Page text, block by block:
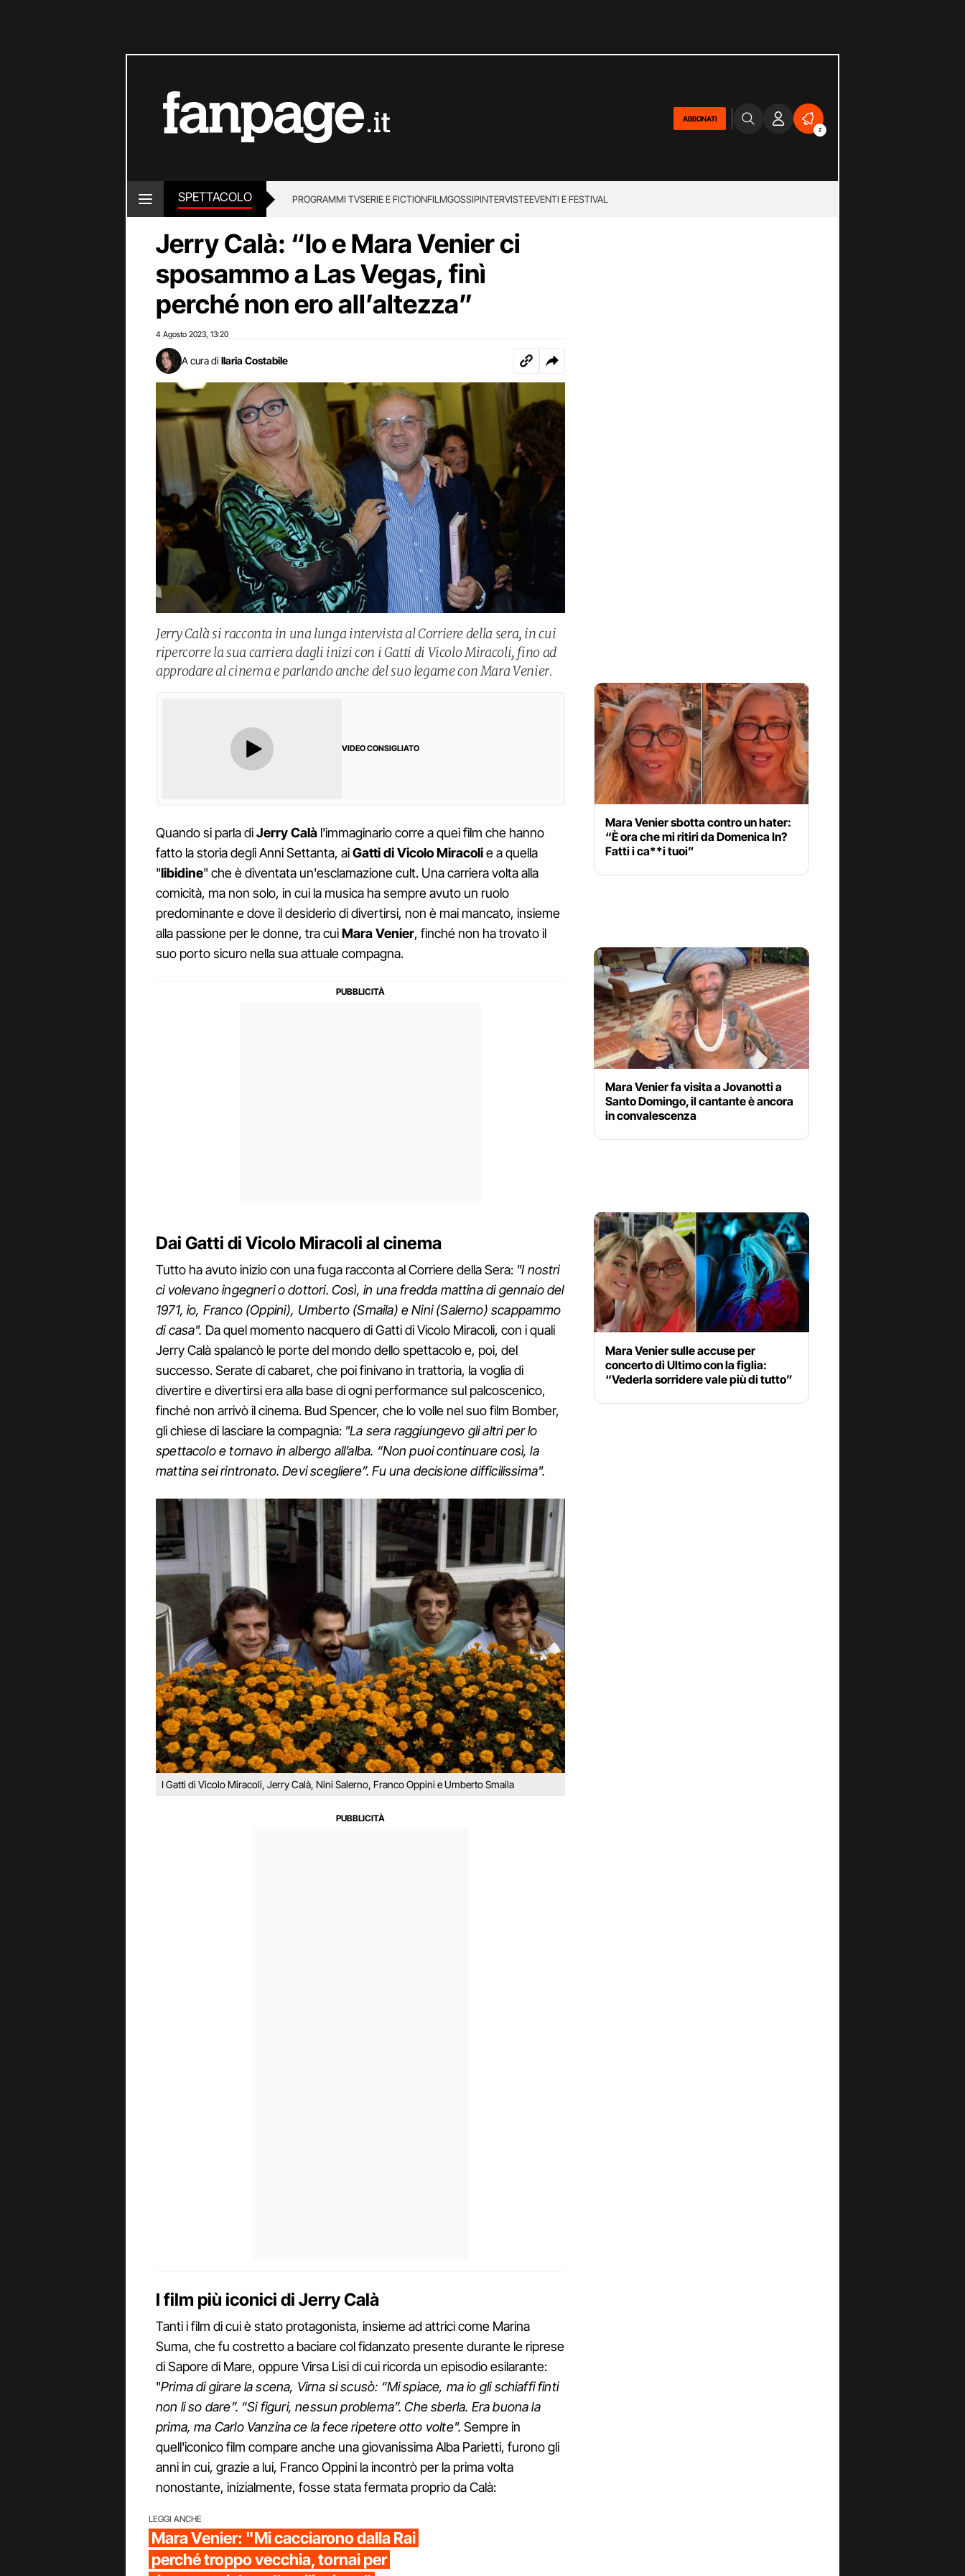
ABBONATI
2
SPETTACOLO PROGRAMMI TVSERIE E FICTIONFILMGOSSIPINTERVISTEEVENTI E FESTIVAL
Jerry Calà: “Io e Mara Venier ci
sposammo a Las Vegas, finì
perché non ero all’altezza”
4 Agosto 2023 13:20
A cura di Ilaria Costabile
Jerry Calà si racconta in una lunga intervista al Corriere della sera, in cui
ripercorre la sua carriera dagli inizi con i Gatti di Vicolo Miracoli, fino ad
approdare al cinema e parlando anche del suo legame con Mara Venier.
VIDEO CONSIGLIATO
Quando si parla diJerry Calà l'immaginario corre a quei film che hanno
fatto la storia degli Anni Settanta, aiGatti di Vicolo Miracolie a quella
"libidine" che è diventata un'esclamazione cult. Una carriera volta alla
comicità, ma non solo, in cui la musica ha sempre avuto un ruolo
predominante e dove il desiderio di divertirsi, non è mai mancato, insieme
alla passione per le donne, tra cuiMara Venier, finché non ha trovato il
suo porto sicuro nella sua attuale compagna.
Dai Gatti di Vicolo Miracoli al cinema
Tutto ha avuto inizio con una fuga racconta al Corriere della Sera: "I nostri
ci volevano ingegneri o dottori. Così, in una fredda mattina di gennaio del
1971, io, Franco (Oppini), Umberto (Smaila) e Nini (Salerno) scappammo
di casa". Da quel momento nacquero di Gatti di Vicolo Miracoli, con i quali
Jerry Calà spalancò le porte del mondo dello spettacolo e, poi, del
successo. Serate di cabaret, che poi finivano in trattoria, la voglia di
divertire e divertirsi era alla base di ogni performance sul palcoscenico,
finché non arrivò il cinema. Bud Spencer, che lo volle nel suo film Bomber,
gli chiese di lasciare la compagnia: "La sera raggiungevo gli altri per lo
spettacolo e tornavo in albergo all’alba. “Non puoi continuare così, la
mattina sei rintronato. Devi scegliere”. Fu una decisione difficilissima".
I Gatti di Vicolo Miracoli, Jerry Calà, Nini Salerno, Franco Oppini e Umberto Smaila
I film più iconici di Jerry Calà
Tanti i film di cui è stato protagonista, insieme ad attrici come Marina
Suma, che fu costretto a baciare col fidanzato presente durante le riprese
di Sapore di Mare, oppure Virsa Lisi di cui ricorda un episodio esilarante:
"Prima di girare la scena, Virna si scusò: “Mi spiace, ma io gli schiaffi finti
non li so dare”. “Si figuri, nessun problema”. Che sberla. Era buona la
prima, ma Carlo Vanzina ce la fece ripetere otto volte".Sempre in
quell'iconico film compare anche una giovanissima Alba Parietti, furono gli
anni in cui, grazie a lui, Franco Oppini la incontrò per la prima volta
nonostante, inizialmente, fosse stata fermata proprio da Calà:
LEGGI ANCHE
Mara Venier: "Mi cacciarono dalla Rai
perché troppo vecchia, tornai per
Mara Venier sbotta contro un hater:
“È ora che mi ritiri da Domenica In?
Fatti i ca**i tuoi”
Mara Venier fa visita a Jovanotti a
Santo Domingo, il cantante è ancora
in convalescenza
Mara Venier sulle accuse per
concerto di Ultimo con la figlia:
“Vederla sorridere vale più di tutto”